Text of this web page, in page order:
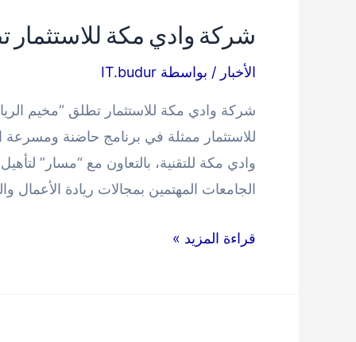
الهيئة
الملكية
بينبع
شركة وادي مكة للاستثمار
الأخبار / بواسطة IT.budur
للاستثمار ممثلة في برنامج حاضنة ومسرعة
الجامعات المهتمين بمجالات ريادة الأعمال
شركة
قراءة المزيد »